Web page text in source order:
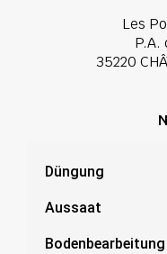
Les
P.A.
35220
Düngung
Aussaat
Bodenbearbeitung